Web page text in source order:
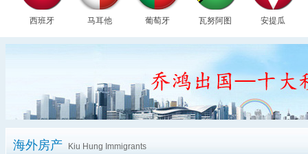
西班牙 马耳他 葡萄牙 瓦努阿图 安提瓜
海外房产 Kiu Hung Immigrants